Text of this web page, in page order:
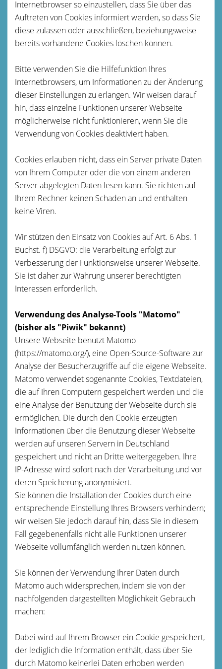
Internetbrowser so einzustellen, dass Sie über das
Auftreten von Cookies informiert werden, so dass Sie
diese zulassen oder ausschließen, beziehungsweise
bereits vorhandene Cookies löschen können.
Bitte verwenden Sie die Hilfefunktion Ihres
Internetbrowsers, um Informationen zu der Änderung
dieser Einstellungen zu erlangen. Wir weisen darauf
hin, dass einzelne Funktionen unserer Webseite
möglicherweise nicht funktionieren, wenn Sie die
Verwendung von Cookies deaktiviert haben.
Cookies erlauben nicht, dass ein Server private Daten
von Ihrem Computer oder die von einem anderen
Server abgelegten Daten lesen kann. Sie richten auf
Ihrem Rechner keinen Schaden an und enthalten
keine Viren.
Wir stützen den Einsatz von Cookies auf Art. 6 Abs. 1
Buchst. f) DSGVO: die Verarbeitung erfolgt zur
Verbesserung der Funktionsweise unserer Webseite.
Sie ist daher zur Wahrung unserer berechtigten
Interessen erforderlich.
Verwendung des Analyse-Tools "Matomo"
(bisher als "Piwik" bekannt)
Unsere Webseite benutzt Matomo
(https://matomo.org/), eine Open-Source-Software zur
Analyse der Besucherzugriffe auf die eigene Webseite.
Matomo verwendet sogenannte Cookies, Textdateien,
die auf Ihren Computern gespeichert werden und die
eine Analyse der Benutzung der Webseite durch sie
ermöglichen. Die durch den Cookie erzeugten
Informationen über die Benutzung dieser Webseite
werden auf unseren Servern in Deutschland
gespeichert und nicht an Dritte weitergegeben. Ihre
IP-Adresse wird sofort nach der Verarbeitung und vor
deren Speicherung anonymisiert.
Sie können die Installation der Cookies durch eine
entsprechende Einstellung Ihres Browsers verhindern;
wir weisen Sie jedoch darauf hin, dass Sie in diesem
Fall gegebenenfalls nicht alle Funktionen unserer
Webseite vollumfänglich werden nutzen können.
Sie können der Verwendung Ihrer Daten durch
Matomo auch widersprechen, indem sie von der
nachfolgenden dargestellten Möglichkeit Gebrauch
machen:
Dabei wird auf Ihrem Browser ein Cookie gespeichert,
der lediglich die Information enthält, dass über Sie
durch Matomo keinerlei Daten erhoben werden